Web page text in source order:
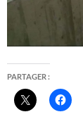
PARTAGER :